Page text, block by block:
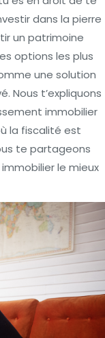
dans la pierre
un patrimoine
options les plus
une solution
Nous t’expliquons
immobilier
la fiscalité est
te partageons
le mieux